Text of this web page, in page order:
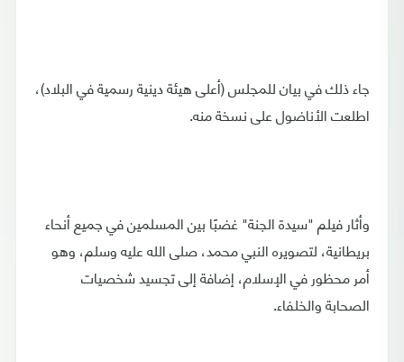
جاء ذلك في بيان للمجلس (أعلى هيئة دينية رسمية في البلاد)،
اطلعت الأناضول على نسخة منه.
وأثار فيلم "سيدة الجنة" غضبًا بين المسلمين في جميع أنحاء
بريطانية، لتصويره النبي محمد، صلى الله عليه وسلم، وهو
أمر محظور في الإسلام، إضافة إلى تجسيد شخصيات
الصحابة والخلفاء.